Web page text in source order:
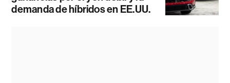
demanda de híbridos en EE.UU.